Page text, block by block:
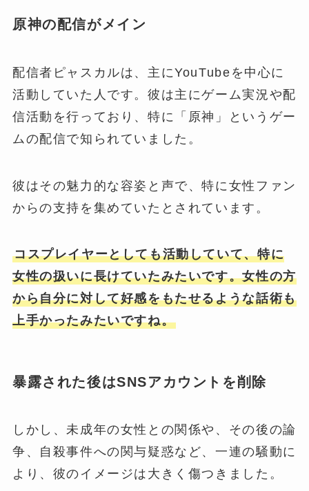
原神の配信がメイン
配信者ピャスカルは、主にYouTubeを中心に
活動していた人です。彼は主にゲーム実況や配
信活動を行っており、特に「原神」というゲー
ムの配信で知られていました。
彼はその魅力的な容姿と声で、特に女性ファン
からの支持を集めていたとされています。
コスプレイヤーとしても活動していて、特に
女性の扱いに長けていたみたいです。女性の方
から自分に対して好感をもたせるような話術も
上手かったみたいですね。
暴露された後はSNSアカウントを削除
しかし、未成年の女性との関係や、その後の論
争、自殺事件への関与疑惑など、一連の騒動に
より、彼のイメージは大きく傷つきました。